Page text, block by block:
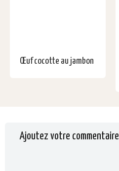
Œuf cocotte au jambon
Ajoutez votre commentaire